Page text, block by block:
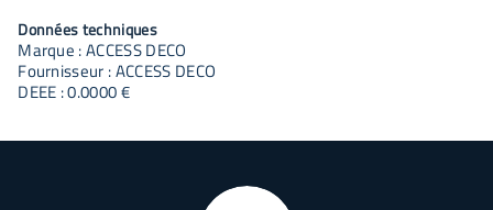
Données techniques
Marque : ACCESS DECO
Fournisseur : ACCESS DECO
DEEE : 0.0000 €